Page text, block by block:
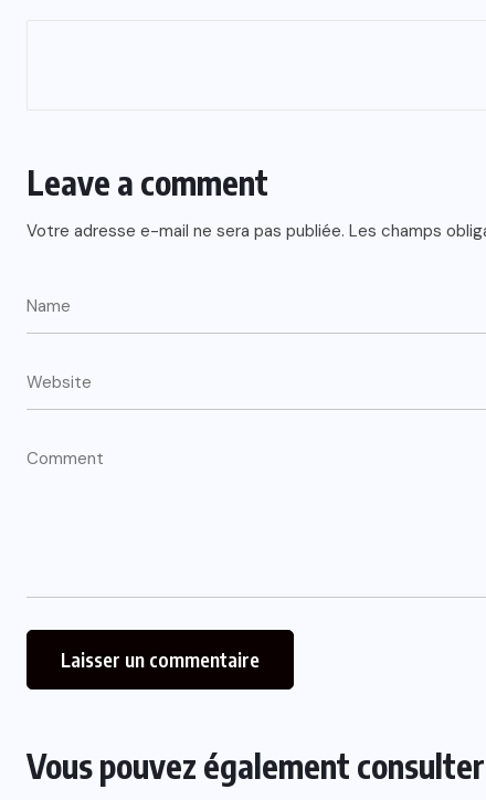
Leave a comment
Votre adresse e-mail ne sera pas publiée. Les champs
Vous pouvez également consulter